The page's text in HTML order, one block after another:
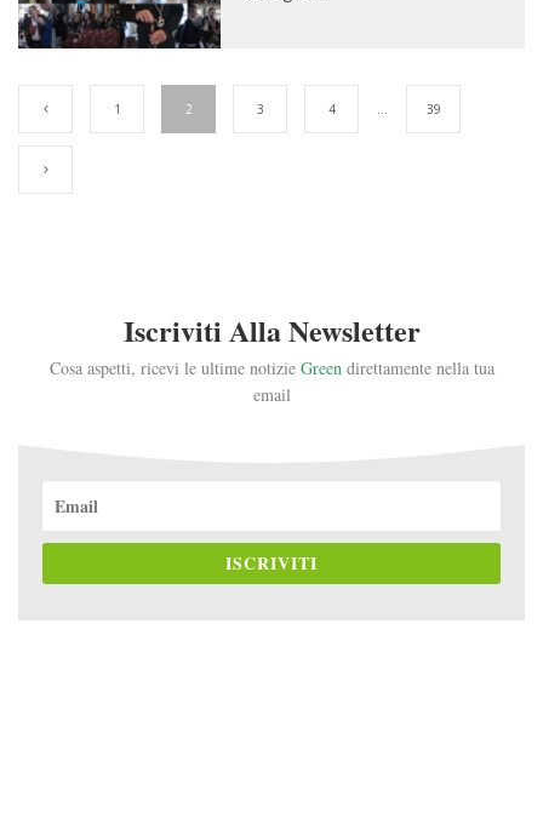
1 2 3 4 39
Iscriviti Alla Newsletter
Cosa aspetti, ricevi le ultime notizie Green direttamente nella tua
email
ISCRIVITI